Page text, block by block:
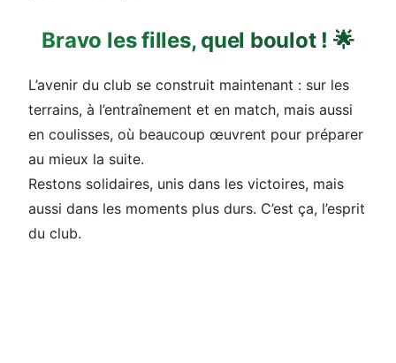
Bravo les filles, quel boulot ! 🌟
L’avenir du club se construit maintenant : sur les
terrains, à l’entraînement et en match, mais aussi
en coulisses, où beaucoup œuvrent pour préparer
au mieux la suite.
Restons solidaires, unis dans les victoires, mais
aussi dans les moments plus durs. C’est ça, l’esprit
du club.